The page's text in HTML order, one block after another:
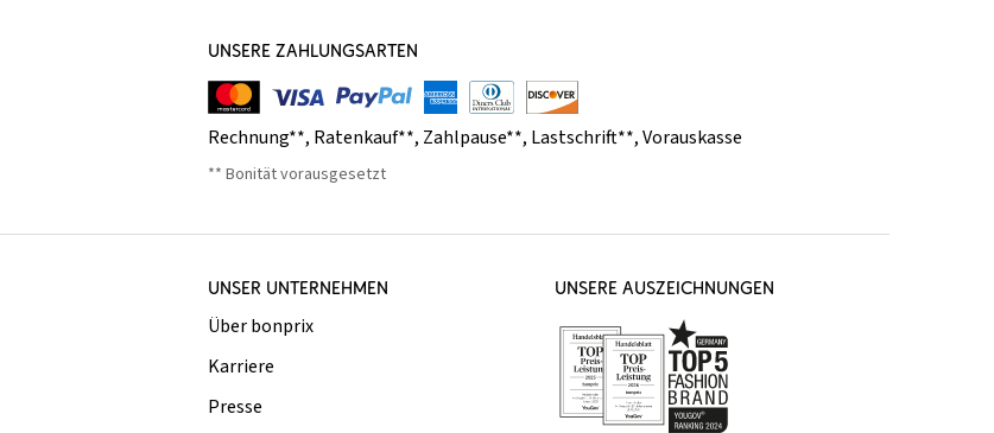
UNSERE ZAHLUNGSARTEN
Rechnung**, Ratenkauf**, Zahlpause**, Lastschrift**,Vorauskasse
** Bonität vorausgesetzt
UNSER UNTERNEHMEN
Über bonprix
Karriere
Presse
UNSERE AUSZEICHNUNGEN